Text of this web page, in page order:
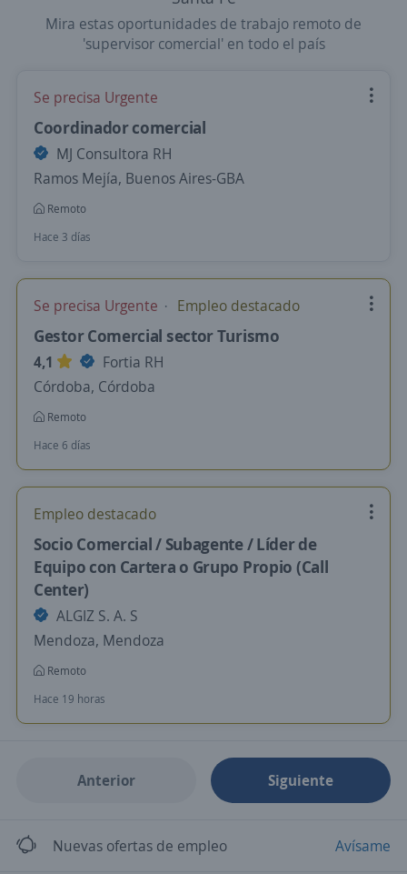
Mira estas oportunidades de trabajo remoto de
'supervisor comercial' en todo el país
Se precisa Urgente
Coordinador comercial
MJ Consultora RH
Ramos Mejía, Buenos Aires-GBA
Remoto
Hace 3 días
Se precisa Urgente Empleo destacado
Gestor Comercial sector Turismo
4,1
Fortia RH
Córdoba, Córdoba
Remoto
Hace 6 días
Empleo destacado
Socio Comercial / Subagente / Líder de
Equipo con Cartera o Grupo Propio (Call
Center)
ALGIZ S. A. S
Mendoza, Mendoza
Remoto
Hace 19 horas
Anterior Siguiente
Nuevas ofertas de empleo Avísame